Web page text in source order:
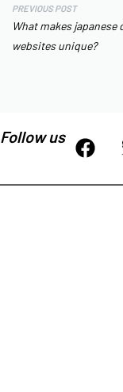
PREVIOUS POST
What makes japanese
websites unique?
Follow us